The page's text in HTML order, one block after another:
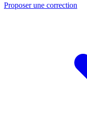
Proposer une correction